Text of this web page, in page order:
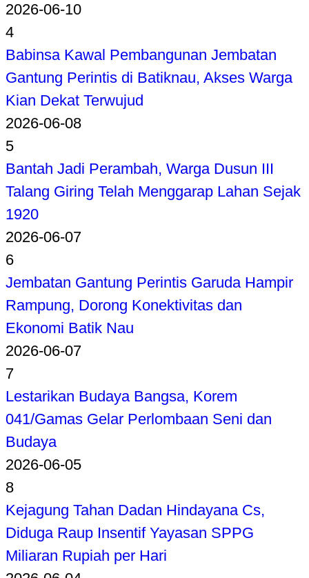
2026-06-10
4
Babinsa Kawal Pembangunan Jembatan
Gantung Perintis di Batiknau, Akses Warga
Kian Dekat Terwujud
2026-06-08
5
Bantah Jadi Perambah, Warga Dusun III
Talang Giring Telah Menggarap Lahan Sejak
1920
2026-06-07
6
Jembatan Gantung Perintis Garuda Hampir
Rampung, Dorong Konektivitas dan
Ekonomi Batik Nau
2026-06-07
7
Lestarikan Budaya Bangsa, Korem
041/Gamas Gelar Perlombaan Seni dan
Budaya
2026-06-05
8
Kejagung Tahan Dadan Hindayana Cs,
Diduga Raup Insentif Yayasan SPPG
Miliaran Rupiah per Hari